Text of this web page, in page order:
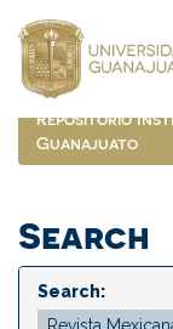
navigation
Repositorio
Guanajuato
Search
Search: